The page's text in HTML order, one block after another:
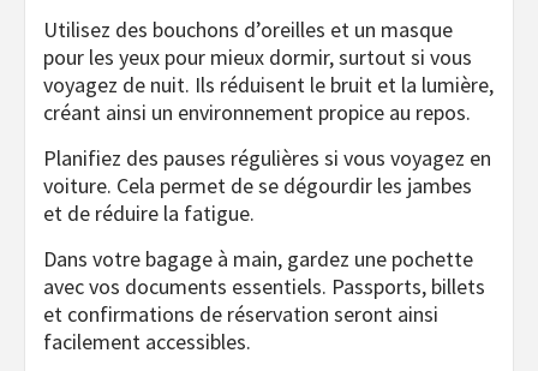
Utilisez des bouchons d’oreilles et un masque
pour les yeux pour mieux dormir, surtout si vous
voyagez de nuit. Ils réduisent le bruit et la lumière,
créant ainsi un environnement propice au repos.
Planifiez des pauses régulières si vous voyagez en
voiture. Cela permet de se dégourdir les jambes
et de réduire la fatigue.
Dans votre bagage à main, gardez une pochette
avec vos documents essentiels. Passports, billets
et confirmations de réservation seront ainsi
facilement accessibles.